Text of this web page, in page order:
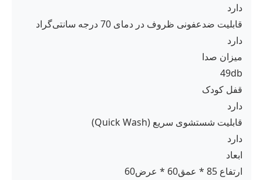
دارد
قابلیت ضدعفونی ظروف در دمای 70 درجه سانتی‌گراد
دارد
میزان صدا
49db
قفل کودک
دارد
قابلیت شستشوی سریع (Quick Wash)
دارد
ابعاد
ارتفاع 85 * عمق60 * عرض60